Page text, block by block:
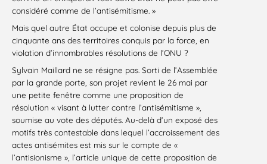
considéré comme de l’antisémitisme. »
Mais quel autre État occupe et colonise depuis plus de
cinquante ans des territoires conquis par la force, en
violation d’innombrables résolutions de l’ONU ?
Sylvain Maillard ne se résigne pas. Sorti de l’Assemblée
par la grande porte, son projet revient le 26 mai par
une petite fenêtre comme une proposition de
résolution « visant à lutter contre l’antisémitisme »,
soumise au vote des députés. Au-delà d’un exposé des
motifs très contestable dans lequel l’accroissement des
actes antisémites est mis sur le compte de «
l’antisionisme », l’article unique de cette proposition de